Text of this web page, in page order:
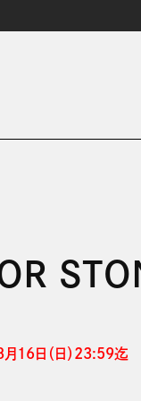
16日（日）23:59迄